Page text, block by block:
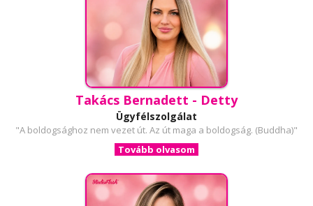
Takács Bernadett - Detty
Ügyfélszolgálat
"A boldogsághoz nem vezet út. Az út maga a boldogság. (Buddha)"
Tovább olvasom